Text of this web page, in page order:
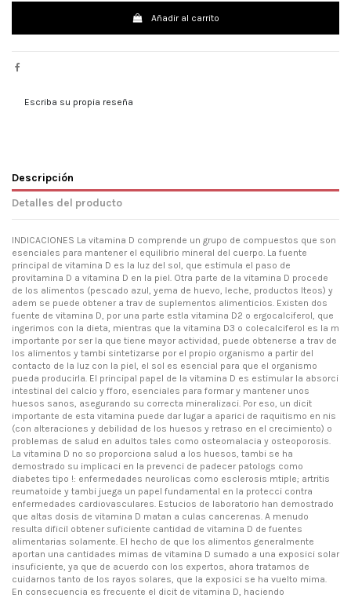
Añadir al carrito
Escriba su propia reseña
Descripción
Detalles del producto
INDICACIONES La vitamina D comprende un grupo de compuestos que son
esenciales para mantener el equilibrio mineral del cuerpo. La fuente
principal de vitamina D es la luz del sol, que estimula el paso de
provitamina D a vitamina D en la piel. Otra parte de la vitamina D procede
de los alimentos (pescado azul, yema de huevo, leche, productos lteos) y
adem se puede obtener a trav de suplementos alimenticios. Existen dos
fuente de vitamina D, por una parte estla vitamina D2 o ergocalciferol, que
ingerimos con la dieta, mientras que la vitamina D3 o colecalciferol es la m
importante por ser la que tiene mayor actividad, puede obtenerse a trav de
los alimentos y tambi sintetizarse por el propio organismo a partir del
contacto de la luz con la piel, el sol es esencial para que el organismo
pueda producirla. El principal papel de la vitamina D es estimular la absorci
intestinal del calcio y fforo, esenciales para formar y mantener unos
huesos sanos, asegurando su correcta mineralizaci. Por eso, un dicit
importante de esta vitamina puede dar lugar a aparici de raquitismo en nis
(con alteraciones y debilidad de los huesos y retraso en el crecimiento) o
problemas de salud en adultos tales como osteomalacia y osteoporosis.
La vitamina D no so proporciona salud a los huesos, tambi se ha
demostrado su implicaci en la prevenci de padecer patologs como
diabetes tipo !: enfermedades neurolicas como esclerosis mtiple; artritis
reumatoide y tambi juega un papel fundamental en la protecci contra
enfermedades cardiovasculares. Estucios de laboratorio han demostrado
que altas dosis de vitamina D matan a culas cancerenas. A menudo
resulta dificil obtener suficiente cantidad de vitamina D de fuentes
alimentarias solamente. El hecho de que los alimentos generalmente
aportan una cantidades mimas de vitamina D sumado a una exposici solar
insuficiente, ya que de acuerdo con los expertos, ahora tratamos de
cuidarnos tanto de los rayos solares, que la exposici se ha vuelto mima.
En consecuencia es frecuente el dicit de vitamina D, haciendo